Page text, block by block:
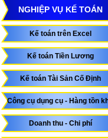
NGHIỆP VỤ KẾ TOÁN
Kế toán trên Excel
Kế toán Tiền Lương
Kế toán Tài Sản Cố Định
Công cụ dụng cụ - Hàng tồn
Doanh thu - Chi phí